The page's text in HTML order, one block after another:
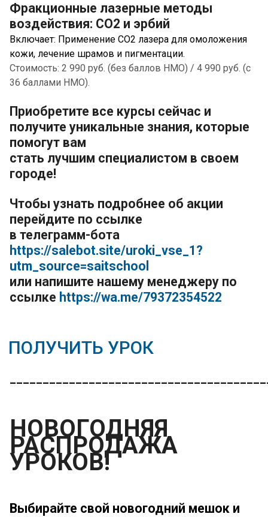
Фракционные лазерные методы
воздействия: СО2 и эрбий
Включает: Применение СО2 лазера для омоложения
кожи, лечение шрамов и пигментации.
Стоимость: 2 990 руб. (без баллов НМО) / 4 990 руб. (с
36 баллами НМО).
Приобретите все курсы сейчас и
получите уникальные знания, которые
помогут вам
стать лучшим специалистом в своем
городе!
Чтобы узнать подробнее об акции
перейдите по ссылке
в телеграмм-бота
https://salebot.site/uroki_vse_1?
utm_source=saitschool
или напишите нашему менеджеру по
ссылке https://wa.me/79372354522
ПОЛУЧИТЬ УРОК
НОВОГОДНЯЯ
РАСПРОДАЖА
УРОКОВ!
Выбирайте свой новогодний мешок и